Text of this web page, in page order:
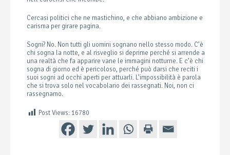
Cercasi politici che ne mastichino, e che abbiano ambizione e
carisma per girare pagina.
Sogni? No. Non tutti gli uomini sognano nello stesso modo. C’è
chi sogna la notte, e al risveglio si deprime perché si arrende a
una realtà che fa apparire vane le immagini notturne. E c’è chi
sogna di giorno ed è pericoloso, perché può darsi che reciti i
suoi sogni ad occhi aperti per attuarli. L’impossibilità è parola
che si trova solo nel vocabolario dei rassegnati. Noi, non ci
rassegnamo.
Post Views: 16780